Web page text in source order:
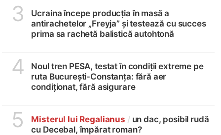
3
Ucraina începe producția în masă a
antirachetelor „Freyja” și testează cu succes
prima sa rachetă balistică autohtonă
4
Noul tren PESA, testat în condiții extreme pe
ruta București-Constanța: fără aer
condiționat, fără asigurare
5 Misterul lui Regalianus /un dac, posibil rudă
cu Decebal, împărat roman?